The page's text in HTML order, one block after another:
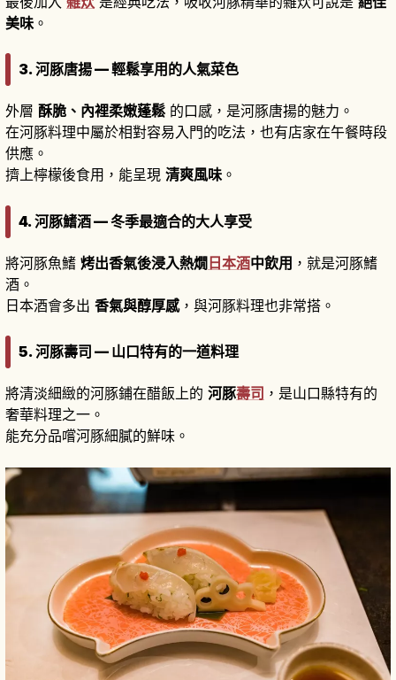
美味 。
3. 河豚唐揚 — 輕鬆享用的人氣菜色
外層 酥脆、內裡柔嫩蓬鬆 的口感，是河豚唐揚的魅力。
在河豚料理中屬於相對容易入門的吃法，也有店家在午餐時段
供應。
擠上檸檬後食用，能呈現 清爽風味 。
4. 河豚鰭酒 — 冬季最適合的大人享受
將河豚魚鰭 烤出香氣後浸入熱燗日本酒中飲用 ，就是河豚鰭
酒。
日本酒會多出 香氣與醇厚感，與河豚料理也非常搭。
5. 河豚壽司 — 山口特有的一道料理
將清淡細緻的河豚鋪在醋飯上的 河豚壽司 ，是山口縣特有的
奢華料理之一。
能充分品嚐河豚細膩的鮮味。